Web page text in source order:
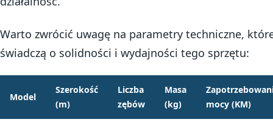
Warto zwrócić uwagę na parametry techniczne,
świadczą o solidności i wydajności tego sprzętu:
Model
Szerokość
(m)
Liczba
zębów
Masa
(kg)
mocy (KM)